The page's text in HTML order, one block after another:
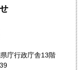
庁行政庁舎13階